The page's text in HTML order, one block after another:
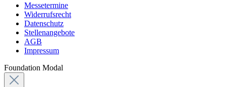
Messetermine
Widerrufsrecht
Datenschutz
Stellenangebote
AGB
Impressum
Foundation Modal